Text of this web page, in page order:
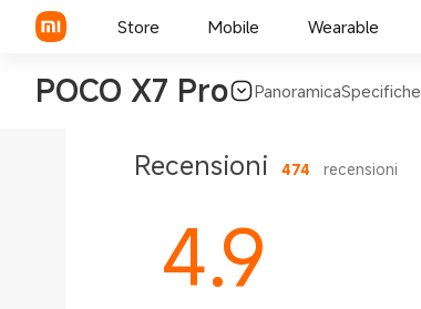
Store Mobile Wearable
POCO X7 Pro PanoramicaSpecifiche
Recensioni 474 recensioni
4.9